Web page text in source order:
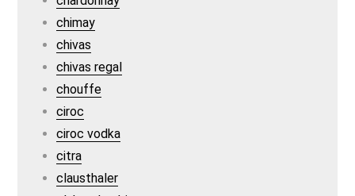
chimay
chivas
chivas regal
chouffe
ciroc
ciroc vodka
citra
clausthaler